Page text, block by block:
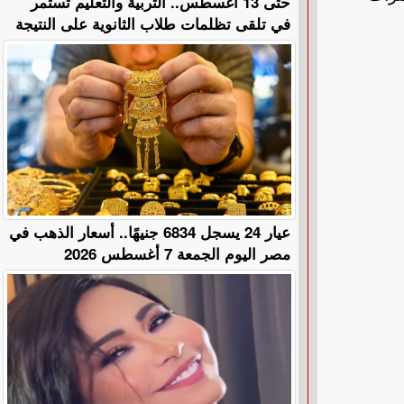
في تلقى تظلمات طلاب الثانوية على النتيجة
عيار 24 يسجل 6834 جنيهًا.. أسعار الذهب في
مصر اليوم الجمعة 7 أغسطس 2026